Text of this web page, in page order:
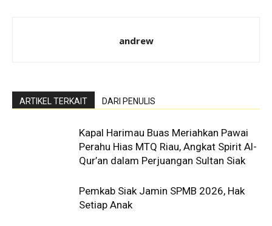
andrew
ARTIKEL TERKAIT DARI PENULIS
Kapal Harimau Buas Meriahkan Pawai
Perahu Hias MTQ Riau, Angkat Spirit Al-
Qur’an dalam Perjuangan Sultan Siak
Pemkab Siak Jamin SPMB 2026, Hak
Setiap Anak